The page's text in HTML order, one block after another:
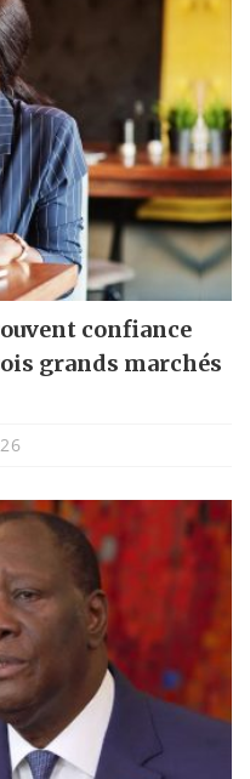
confiance
grands marchés